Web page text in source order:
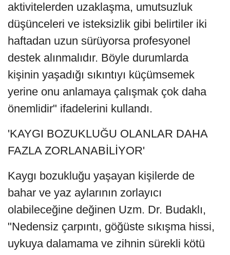
aktivitelerden uzaklaşma, umutsuzluk
düşünceleri ve isteksizlik gibi belirtiler iki
haftadan uzun sürüyorsa profesyonel
destek alınmalıdır. Böyle durumlarda
kişinin yaşadığı sıkıntıyı küçümsemek
yerine onu anlamaya çalışmak çok daha
önemlidir" ifadelerini kullandı.
'KAYGI BOZUKLUĞU OLANLAR DAHA
FAZLA ZORLANABİLİYOR'
Kaygı bozukluğu yaşayan kişilerde de
bahar ve yaz aylarının zorlayıcı
olabileceğine değinen Uzm. Dr. Budaklı,
"Nedensiz çarpıntı, göğüste sıkışma hissi,
uykuya dalamama ve zihnin sürekli kötü